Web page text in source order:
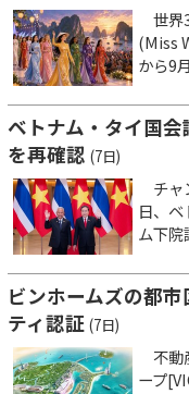
世界
(Miss
から9
ベトナム・タイ国
を再確認 (7日)
チャ
日、
ム下院
ビンホームズの都
ティ認証 (7日)
不動
ープ